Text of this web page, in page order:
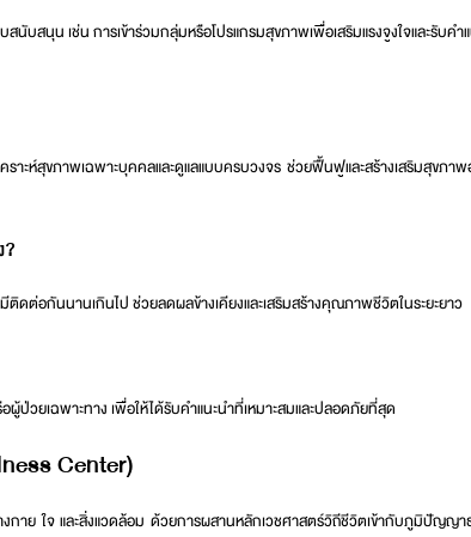
บสนุน เช่น การเข้าร่วมกลุ่มหรือโปรแกรมสุขภาพเพื่อเสริมแรงจูงใจและรับคำ
ราะห์สุขภาพเฉพาะบุคคลและดูแลแบบครบวงจรช่วยฟื้นฟูและสร้างเสริมสุขภา
ดต่อกันนานเกินไป ช่วยลดผลข้างเคียงและเสริมสร้างคุณภาพชีวิตในระยะยาว
ป่วยเฉพาะทาง เพื่อให้ได้รับคำแนะนำที่เหมาะสมและปลอดภัยที่สุด
Center)
กาย ใจ และสิ่งแวดล้อม ด้วยการผสานหลักเวชศาสตร์วิถีชีวิตเข้ากับภูมิปัญญ